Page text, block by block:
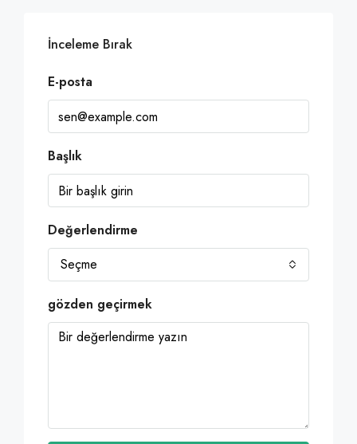
İnceleme Bırak
E-posta
Başlık
Değerlendirme
Seçme
gözden geçirmek